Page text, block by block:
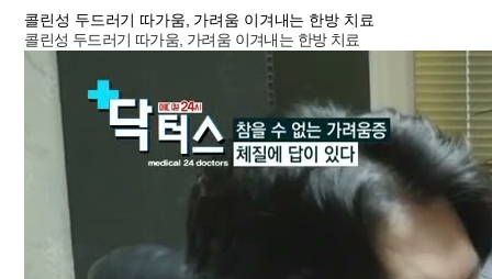
콜린성 두드러기 따가움, 가려움 이겨내는 한방 치료
콜린성 두드러기 따가움, 가려움 이겨내는 한방 치료